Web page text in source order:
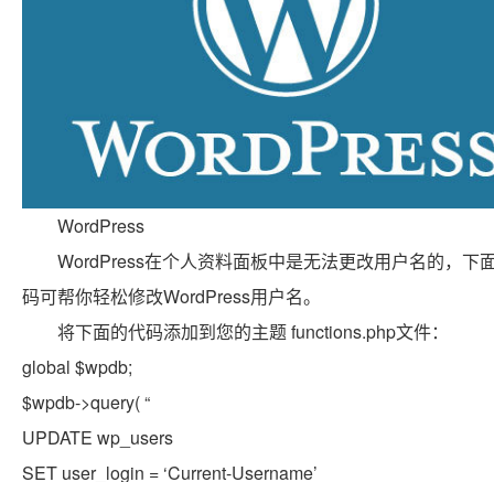
WordPress
WordPress在个人资料面板中是无法更改用户名的，下
码可帮你轻松修改WordPress用户名。
将下面的代码添加到您的主题 functions.php文件：
global $wpdb;
$wpdb->query(“
UPDATE wp_users
SET user_login = ‘Current-Username’